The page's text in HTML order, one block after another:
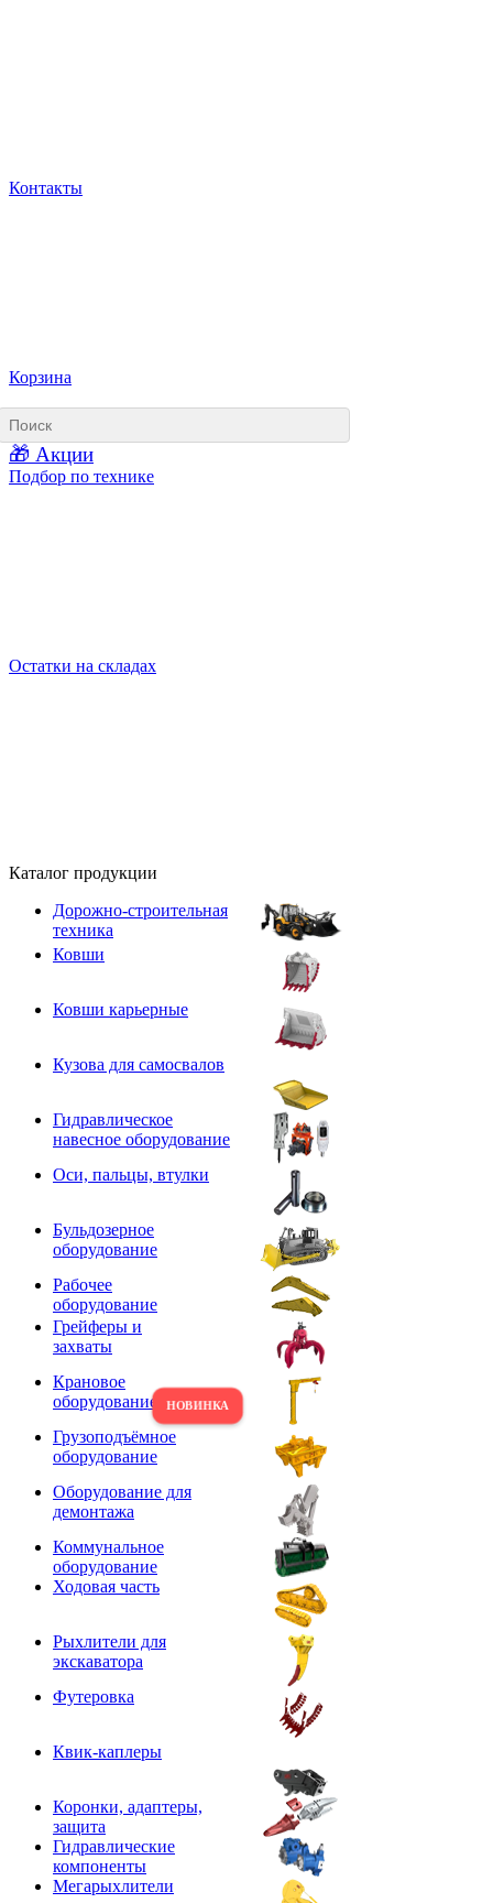
Контакты
Корзина
🎁 Акции
Подбор по технике
Остатки на складах
Каталог продукции
Дорожно-строительная
техника
Ковши
Ковши карьерные
Кузова для самосвалов
Гидравлическое
навесное оборудование
Оси, пальцы, втулки
Бульдозерное
оборудование
Рабочее
оборудование
Грейферы и
захваты
Крановое
оборудование
Грузоподъёмное
оборудование
Оборудование для
демонтажа
Коммунальное
оборудование
Ходовая часть
Рыхлители для
экскаватора
Футеровка
Квик-каплеры
Коронки, адаптеры,
защита
Гидравлические
компоненты
Мегарыхлители